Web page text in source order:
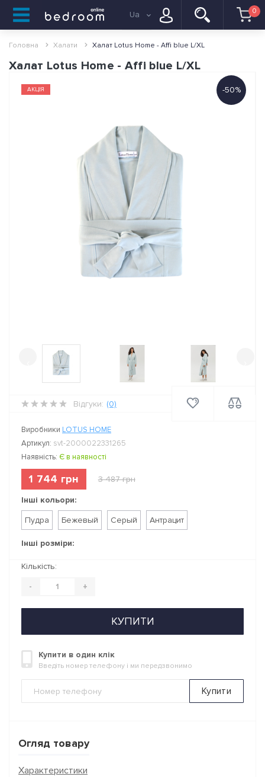
Ua 0
Головна Халати Халат Lotus Home - Affi blue L/XL
Халат Lotus Home - Affi blue L/XL
-50%
АКЦІЯ
Відгуки: (0)
Виробники LOTUS HOME
Артикул: svt-2000022331265
Наявність: Є в наявності
1 744 грн 3 487 грн
Інші кольори:
Пудра
Бежевый Серый Антрацит
Інші розміри:
Кількість:
- +
КУПИТИ
Купити в один клік
Введіть номер телефону і ми передзвонимо
Купити
Огляд товару
Характеристики